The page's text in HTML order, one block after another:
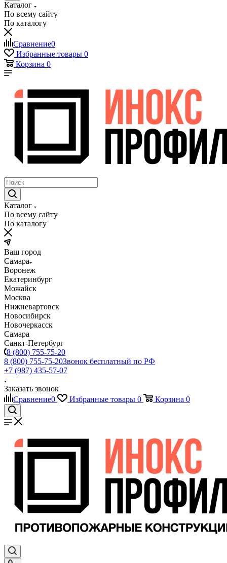
Каталог
По всему сайту
По каталогу
Сравнение0
Избранные товары 0
Корзина 0
Каталог
По всему сайту
По каталогу
Ваш город
Самара
Воронеж
Екатеринбург
Можайск
Москва
Нижневартовск
Новосибирск
Новочеркасск
Самара
Санкт-Петербург
8 (800) 755-75-20
8 (800) 755-75-20Звонок бесплатный по РФ
+7 (987) 435-57-07
Заказать звонок
Сравнение0 Избранные товары 0 Корзина 0